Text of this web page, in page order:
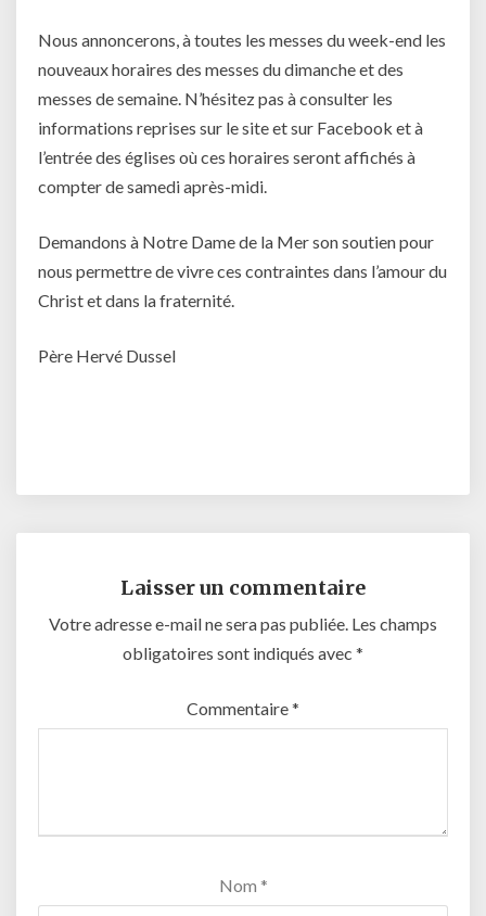
Nous annoncerons, à toutes les messes du week-end les
nouveaux horaires des messes du dimanche et des
messes de semaine. N’hésitez pas à consulter les
informations reprises sur le site et sur Facebook et à
l’entrée des églises où ces horaires seront affichés à
compter de samedi après-midi.
Demandons à Notre Dame de la Mer son soutien pour
nous permettre de vivre ces contraintes dans l’amour du
Christ et dans la fraternité.
Père Hervé Dussel
Laisser un commentaire
Votre adresse e-mail ne sera pas publiée. Les champs
obligatoires sont indiqués avec *
Commentaire*
Nom *